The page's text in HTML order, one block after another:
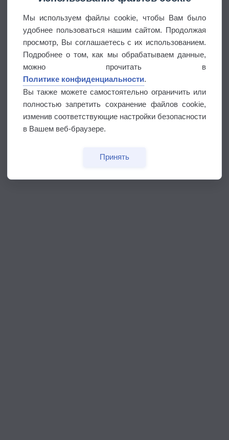
Мы используем файлы cookie, чтобы Вам было
удобнее пользоваться нашим сайтом. Продолжая
просмотр, Вы соглашаетесь с их использованием.
Подробнее о том, как мы обрабатываем данные,
можно прочитать в
Политике конфиденциальности.
Вы также можете самостоятельно ограничить или
полностью запретить сохранение файлов cookie,
изменив соответствующие настройки безопасности
в Вашем веб-браузере.
Принять